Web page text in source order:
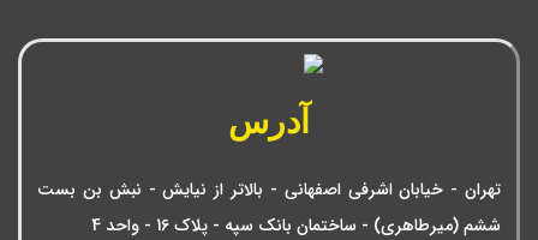
آدرس
تهران - خیابان اشرفی اصفهانی - بالاتر از نیایش - نبش بن بست
ششم (میرطاهری) - ساختمان بانک سپه - پلاک 16 - واحد 4